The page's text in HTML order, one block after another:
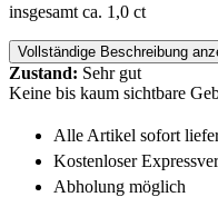
insgesamt ca. 1,0 ct
Vollständige Beschreibung
Zustand: Sehr gut
Keine bis kaum sichtbare
Alle Artikel sofort
Kostenloser
Abholung möglich